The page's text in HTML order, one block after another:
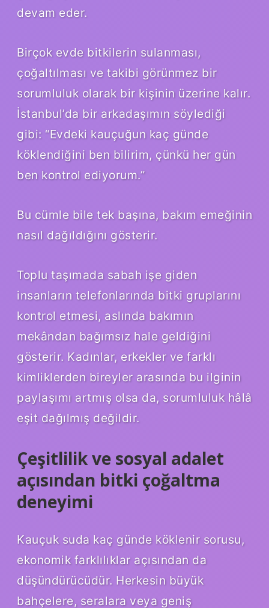
devam eder.
Birçok evde bitkilerin sulanması,
çoğaltılması ve takibi görünmez bir
sorumluluk olarak bir kişinin üzerine kalır.
İstanbul’da bir arkadaşımın söylediği
gibi: “Evdeki kauçuğun kaç günde
köklendiğini ben bilirim, çünkü her gün
ben kontrol ediyorum.”
Bu cümle bile tek başına, bakım emeğinin
nasıl dağıldığını gösterir.
Toplu taşımada sabah işe giden
insanların telefonlarında bitki gruplarını
kontrol etmesi, aslında bakımın
mekândan bağımsız hale geldiğini
gösterir. Kadınlar, erkekler ve farklı
kimliklerden bireyler arasında bu ilginin
paylaşımı artmış olsa da, sorumluluk hâlâ
eşit dağılmış değildir.
Çeşitlilik ve sosyal adalet
açısından bitki çoğaltma
deneyimi
Kauçuk suda kaç günde köklenir sorusu,
ekonomik farklılıklar açısından da
düşündürücüdür. Herkesin büyük
bahçelere, seralara veya geniş